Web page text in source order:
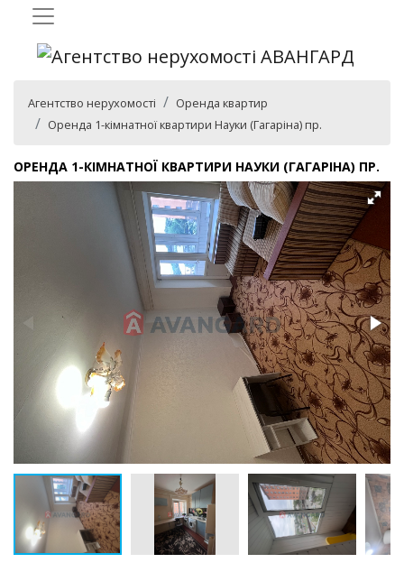
Агентство нерухомості
Оренда квартир
Оренда 1-кімнатної квартири Науки (Гагаріна) пр.
ОРЕНДА 1-КІМНАТНОЇ КВАРТИРИ НАУКИ (ГАГАРІНА) ПР.